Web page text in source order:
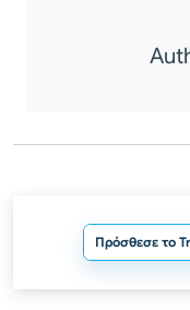
Πρόσθεσε το